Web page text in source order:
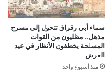
سماء أبي رقراق تتحول إلى مسرح
مذهل.. مظليون من القوات
المسلحة يخطفون الأنظار في عيد
العرش
منذ أسبوع واحد